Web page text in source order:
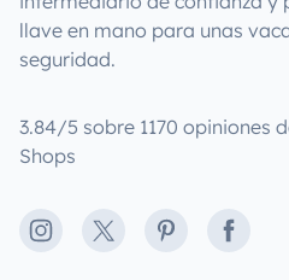
llave en mano para unas
seguridad.
3.84/5 sobre 1170 opiniones
Shops
Instagram
X Pinterest